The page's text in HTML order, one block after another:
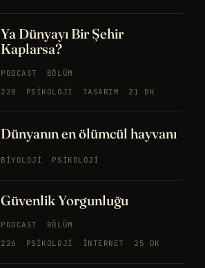
Ya Dünyayı Bir Şehir
Kaplarsa?
PODCAST
BÖLÜM
228
PSIKOLOJI TASARIM 21 DK
Dünyanın en ölümcül hayvanı
BIYOLOJI PSIKOLOJI
Güvenlik Yorgunluğu
PODCAST
BÖLÜM
226
PSIKOLOJI İNTERNET 25 DK